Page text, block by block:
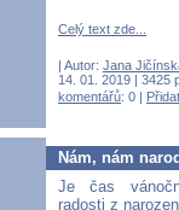
Celý text zde...
| Autor: Jana
14. 01. 2019 | 3425
komentářů: 0 |
Nám, nám
Je čas
radosti z